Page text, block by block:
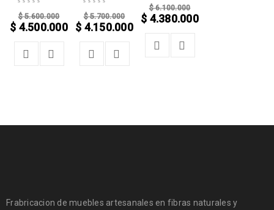
$5.600.000
$ 4.500.000
$5.700.000
$ 4.150.000
$6.100.000
$ 4.380.000
Frabricacion de muebles artesanales en fibras naturales y